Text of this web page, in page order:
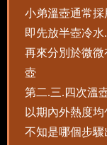
小弟溫壺通常
即先放半壺冷
再來分別於微
壺
第二.三.四次溫
以期內外熱度均
不知是哪個步驟